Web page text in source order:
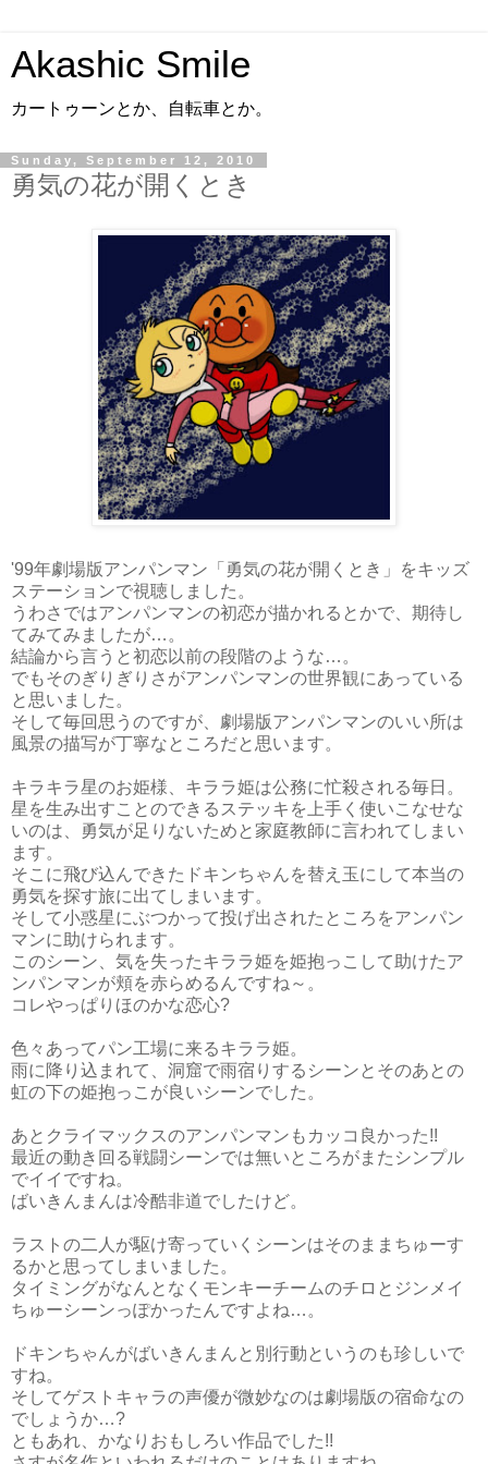
Akashic Smile
カートゥーンとか、自転車とか。
Sunday, September 12, 2010
勇気の花が開くとき
'99年劇場版アンパンマン「勇気の花が開くとき」をキッズ
ステーションで視聴しました。
うわさではアンパンマンの初恋が描かれるとかで、期待し
てみてみましたが…。
結論から言うと初恋以前の段階のような…。
でもそのぎりぎりさがアンパンマンの世界観にあっている
と思いました。
そして毎回思うのですが、劇場版アンパンマンのいい所は
風景の描写が丁寧なところだと思います。
キラキラ星のお姫様、キララ姫は公務に忙殺される毎日。
星を生み出すことのできるステッキを上手く使いこなせな
いのは、勇気が足りないためと家庭教師に言われてしまい
ます。
そこに飛び込んできたドキンちゃんを替え玉にして本当の
勇気を探す旅に出てしまいます。
そして小惑星にぶつかって投げ出されたところをアンパン
マンに助けられます。
このシーン、気を失ったキララ姫を姫抱っこして助けたア
ンパンマンが頬を赤らめるんですね～。
コレやっぱりほのかな恋心?
色々あってパン工場に来るキララ姫。
雨に降り込まれて、洞窟で雨宿りするシーンとそのあとの
虹の下の姫抱っこが良いシーンでした。
あとクライマックスのアンパンマンもカッコ良かった!!
最近の動き回る戦闘シーンでは無いところがまたシンプル
でイイですね。
ばいきんまんは冷酷非道でしたけど。
ラストの二人が駆け寄っていくシーンはそのままちゅーす
るかと思ってしまいました。
タイミングがなんとなくモンキーチームのチロとジンメイ
ちゅーシーンっぽかったんですよね…。
ドキンちゃんがばいきんまんと別行動というのも珍しいで
すね。
そしてゲストキャラの声優が微妙なのは劇場版の宿命なの
でしょうか…?
ともあれ、かなりおもしろい作品でした!!